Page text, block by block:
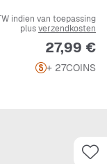
indien van toepassing
plusverzendkosten
Prijs
27,99 €
+ 27COINS